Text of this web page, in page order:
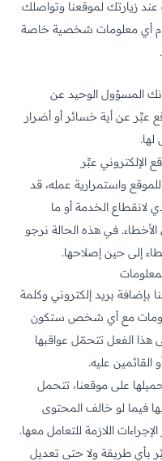
زيارتك لموقعنا وتواصلك
أي معلومات شخصية خاصة
المسؤول الوحيد عن
عبِّر عن أية خسائر أو أضرار
الإلكتروني عبِّر
واستمرارية عمله، قد
لانقطاع الخدمة أو ما
في هذه الحالة نرجو
إلى حين إصلاحها.
بريد إلكتروني وكلمة
مع أي شخص ستكون
الفعل تتحمّل عواقبها
عليه.
على موقعنا، تتحمل
فيما لو خالف المحتوى
اللازمة للتعامل معها.
طريقة ولا حتى تعديل